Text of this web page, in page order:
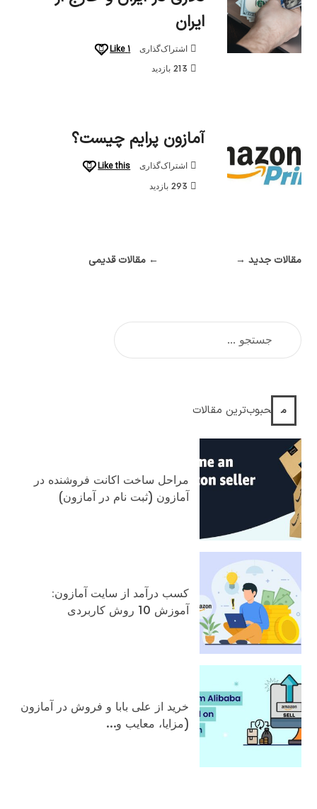
ایران
اشتراک‌گذاری 1
Like
آمازون پرایم چیست؟
اشتراک‌گذاری Like this
← مقالات قدیمی مقالات جدید →
محبوب‌ترین مقالات
مراحل ساخت اکانت فروشنده در
آمازون (ثبت نام در آمازون)
کسب درآمد از سایت آمازون:
آموزش 10 روش کاربردی
خرید از علی بابا و فروش در آمازون
(مزایا، معایب و…